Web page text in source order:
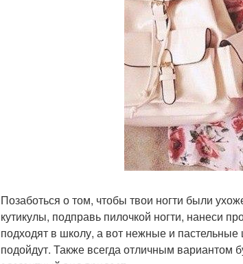
Позаботься о том, чтобы твои ногти были
кутикулы, подправь пилочкой ногти, нанеси
подходят в школу, а вот нежные и
подойдут. Также всегда отличным